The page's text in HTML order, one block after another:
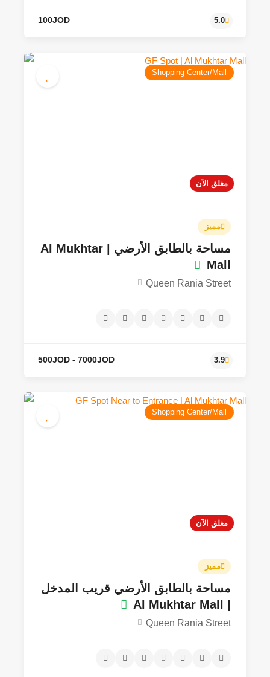
مغلق الآن
Shopping Center/Mall
مميز
مساحة بالطابق الأرضي | Al Mukhtar
Mall
Queen Rania Street
مغلق الآن
Shopping Center/Mall
مميز
مساحة بالطابق الأرضي قريب المدخل
| Al Mukhtar Mall
Queen Rania Street